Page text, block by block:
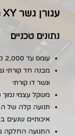
עגורן גשר XY מפרופילי אלומיניום בצורת C
נתונים טכניים
עומס עד 2,000 ק"ג
מבנה חד קורתי
וגשר דו קורתי
משקל עצמי נמוך
תנועה קלה של
איכותיים שנעים
התנועה החלקה